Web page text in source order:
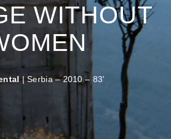
WITHOUT
| Serbia – 2010 – 83'